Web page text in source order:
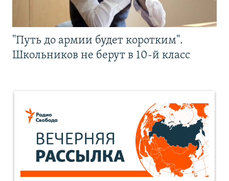
"Путь до армии будет коротким".
Школьников не берут в 10-й класс